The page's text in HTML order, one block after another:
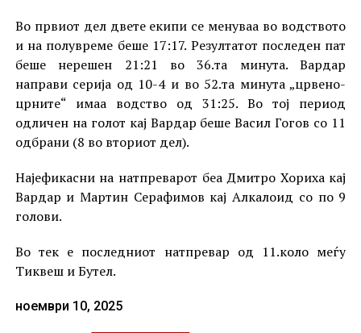
Во првиот дел двете екипи се менуваа во водството
и на полувреме беше 17:17. Резултатот последен пат
беше нерешен 21:21 во 36.та минута. Вардар
направи серија од 10-4 и во 52.та минута „црвено-
црните“ имаа водство од 31:25. Во тој период
одличен на голот кај Вардар беше Васил Гогов со 11
одбрани (8 во вториот дел).
Најефикасни на натпреварот беа Дмитро Хориха кај
Вардар и Мартин Серафимов кај Алкалоид со по 9
голови.
Во тек е последниот натпревар од 11.коло меѓу
Тиквеш и Бутел.
ноември 10, 2025